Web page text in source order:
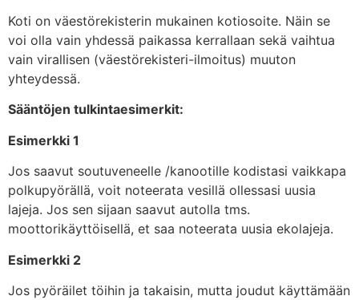
Koti on väestörekisterin mukainen kotiosoite. Näin se
voi olla vain yhdessä paikassa kerrallaan sekä vaihtua
vain virallisen (väestörekisteri-ilmoitus) muuton
yhteydessä.
Sääntöjen tulkintaesimerkit:
Esimerkki 1
Jos saavut soutuveneelle /kanootille kodistasi vaikkapa
polkupyörällä, voit noteerata vesillä ollessasi uusia
lajeja. Jos sen sijaan saavut autolla tms.
moottorikäyttöisellä, et saa noteerata uusia ekolajeja.
Esimerkki 2
Jos pyöräilet töihin ja takaisin, mutta joudut käyttämään